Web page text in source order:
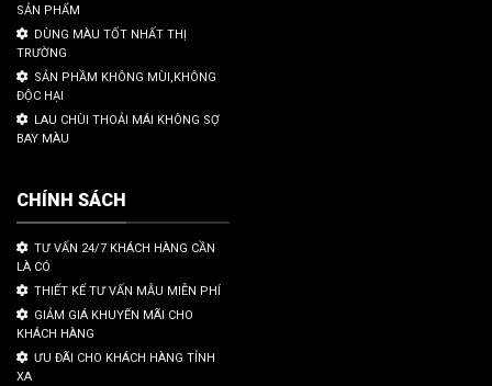
SẢN PHẨM
DÙNG MÀU TỐT NHẤT THỊ
TRƯỜNG
SẢN PHẦM KHÔNG MÙI,KHÔNG
ĐỘC HẠI
LAU CHÙI THOẢI MÁI KHÔNG SỢ
BAY MÀU
CHÍNH SÁCH
TƯ VẤN 24/7 KHÁCH HÀNG CẦN
LÀ CÓ
THIẾT KẾ TƯ VẤN MẪU MIỄN PHÍ
GIẢM GIÁ KHUYẾN MÃI CHO
KHÁCH HÀNG
ƯU ĐÃI CHO KHÁCH HÀNG TỈNH
XA